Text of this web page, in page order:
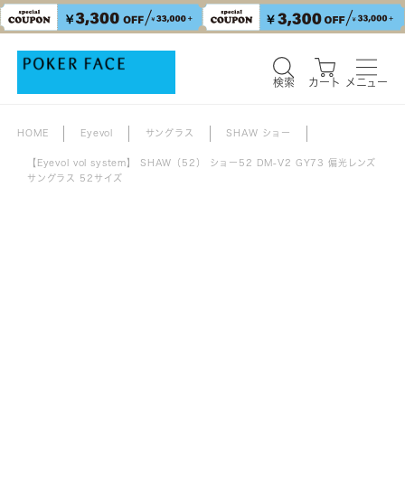
検索 カート メニュー
HOME Eyevol サングラス SHAW ショー
【Eyevol vol system】 SHAW（52） ショー52 DM-V2 GY73 偏光レンズ
サングラス 52サイズ